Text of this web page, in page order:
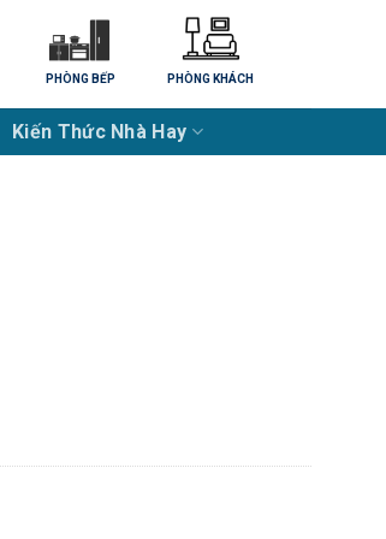
PHÒNG BẾP PHÒNG KHÁCH
Kiến Thức Nhà Hay